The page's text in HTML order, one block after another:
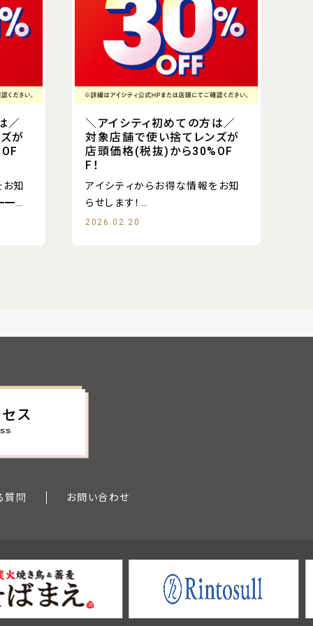
／
が
お知
＼アイシティ初めての方は／
対象店舗で使い捨てレンズが
店頭価格(税抜)から30%OF
F！
アイシティからお得な情報をお知
らせします！
2026.02.20
ス
質問 お問い合わせ